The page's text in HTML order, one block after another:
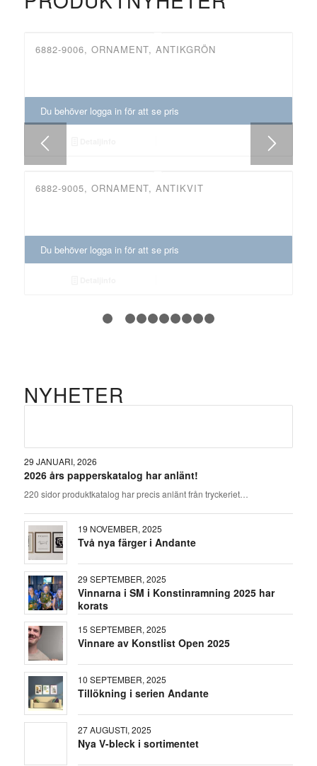
6882-9006, ORNAMENT, ANTIKGRÖN
Du behöver logga in för att se pris
6882-9005, ORNAMENT, ANTIKVIT
Du behöver logga in för att se pris
1 2 3 4
NYHETER
29 JANUARI, 2026
2026 års papperskatalog har anlänt!
220 sidor produktkatalog har precis anlänt från tryckeriet…
19 NOVEMBER, 2025
Två nya färger i Andante
29 SEPTEMBER, 2025
Vinnarna i SM i Konstinramning 2025 har
korats
15 SEPTEMBER, 2025
Vinnare av Konstlist Open 2025
10 SEPTEMBER, 2025
Tillökning i serien Andante
27 AUGUSTI, 2025
Nya V-bleck i sortimentet